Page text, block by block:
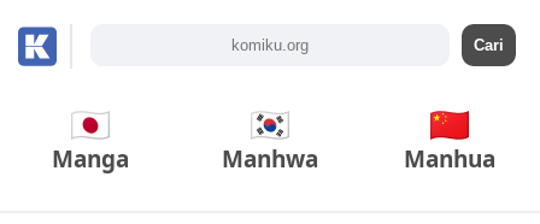
Manga Manhwa Manhua